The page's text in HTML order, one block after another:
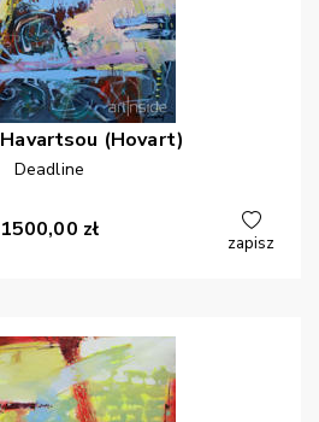
Havartsou (Hovart)
Deadline
1500,00 zł
zapisz